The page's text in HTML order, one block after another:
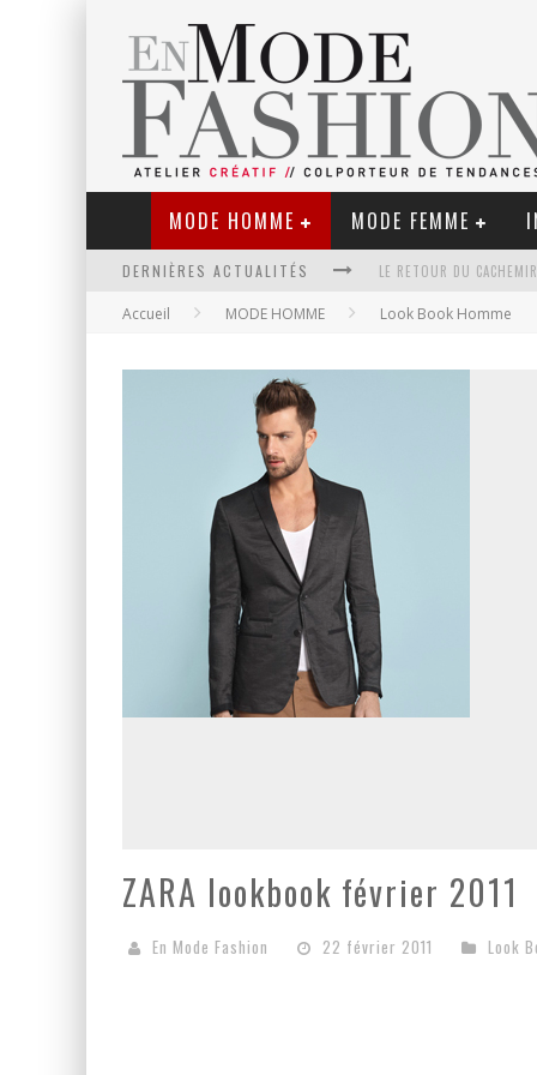
MODE HOMME MODE FEMME
DERNIÈRES ACTUALITÉS LE RETOUR DU
Accueil MODE HOMME Look Book Homme
ZARA lookbook février 2011
En Mode Fashion 22 février 2011 Look